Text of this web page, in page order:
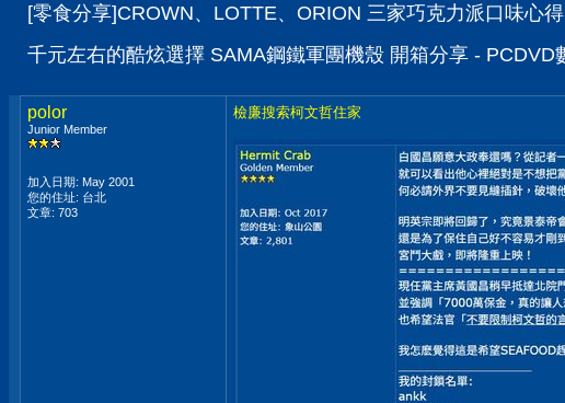
[零食分享]CROWN、LOTTE、ORION 三家巧克力派口味心
千元左右的酷炫選擇 SAMA鋼鐵軍團機殼 開箱分享 - PCDVD
polor
Junior Member
加入日期: May 2001
您的住址: 台北
文章: 703
檢廉搜索柯文哲住家